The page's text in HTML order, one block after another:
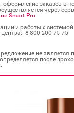
оформление заказов в
через
Smart Pro.
и работы с
8 800 200‐75‐75
не является
после